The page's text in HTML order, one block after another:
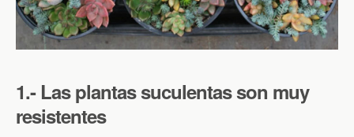
1.- Las plantas suculentas son muy
resistentes